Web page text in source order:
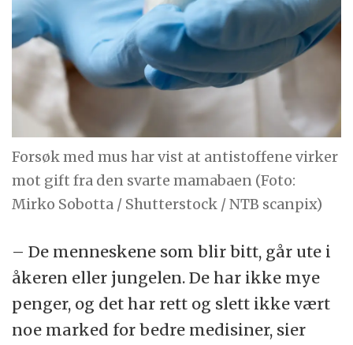
Forsøk med mus har vist at antistoffene virker
mot gift fra den svarte mamabaen (Foto:
Mirko Sobotta / Shutterstock / NTB scanpix)
– De menneskene som blir bitt, går ute i
åkeren eller jungelen. De har ikke mye
penger, og det har rett og slett ikke vært
noe marked for bedre medisiner, sier